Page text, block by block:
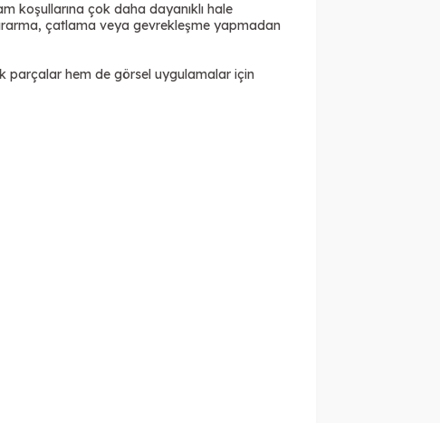
koşullarına çok daha dayanıklı hale
çatlama veya gevrekleşme yapmadan
parçalar hem de görsel uygulamalar için